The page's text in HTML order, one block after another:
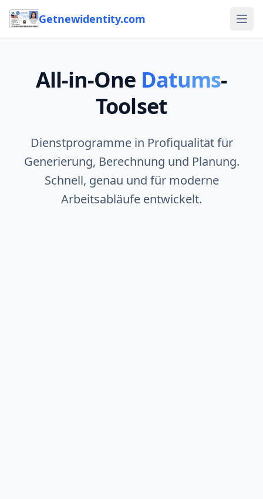
Getnewidentity.com
All-in-One Datums-
Toolset
Dienstprogramme in Profiqualität für
Generierung, Berechnung und Planung.
Schnell, genau und für moderne
Arbeitsabläufe entwickelt.